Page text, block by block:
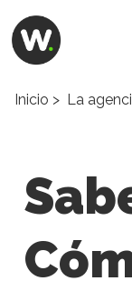
Inicio > La